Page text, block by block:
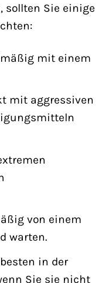
sollten Sie einige
mit einem
mit aggressiven
von einem
warten.
in der
Sie sie nicht